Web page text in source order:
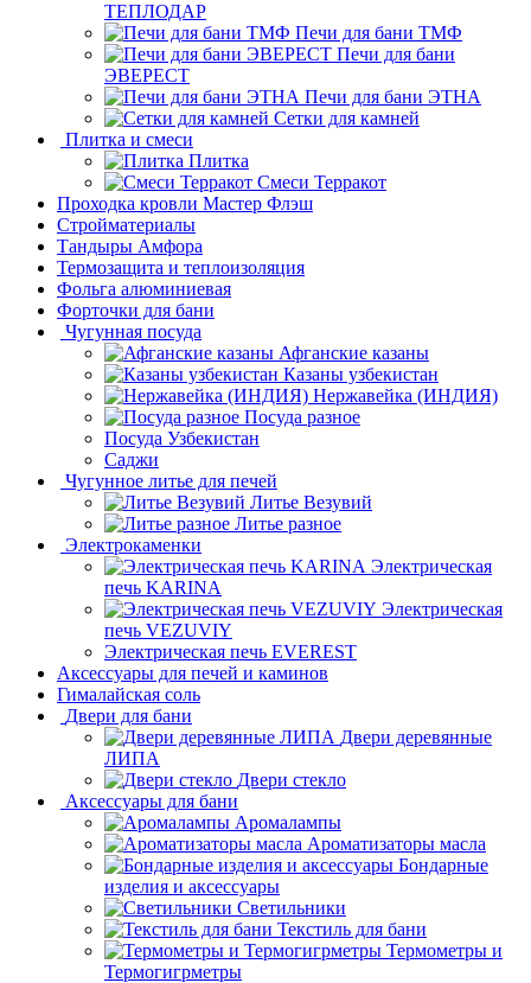
ТЕПЛОДАР
Печи для бани ТМФ
Печи для бани
ЭВЕРЕСТ
Печи для бани ЭТНА
Сетки для камней
Плитка и смеси
Плитка
Смеси Терракот
Проходка кровли Мастер Флэш
Стройматериалы
Тандыры Амфора
Термозащита и теплоизоляция
Фольга алюминиевая
Форточки для бани
Чугунная посуда
Афганские казаны
Казаны узбекистан
Нержавейка (ИНДИЯ)
Посуда разное
Посуда Узбекистан
Саджи
Чугунное литье для печей
Литье Везувий
Литье разное
Электрокаменки
Электрическая
печь KARINA
Электрическая
печь VEZUVIY
Электрическая печь EVEREST
Аксессуары для печей и каминов
Гималайская соль
Двери для бани
Двери деревянные
ЛИПА
Двери стекло
Аксессуары для бани
Аромалампы
Ароматизаторы масла
Бондарные
изделия и аксессуары
Светильники
Текстиль для бани
Термометры и
Термогигрметры